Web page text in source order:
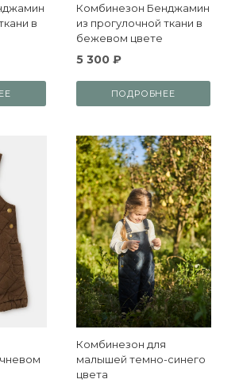
в
Комбинезон Бенджамин
из прогулочной ткани в
бежевом цвете
5 300 ₽
ПОДРОБНЕЕ
Комбинезон для
малышей темно-синего
цвета